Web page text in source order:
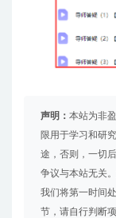
声明： 本站为非
限用于学习和研
途，否则，一切
争议与本站无关
我们将第一时间
节，请自行判断